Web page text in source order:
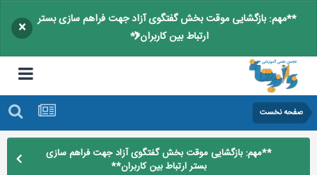
**مهم: بازگشایی موقت بخش گفتگوی آزاد جهت فراهم سازی بستر
ارتباط بین کاربران**
×
صفحه نخست
**مهم: بازگشایی موقت بخش گفتگوی آزاد جهت فراهم سازی
بستر ارتباط بین کاربران**